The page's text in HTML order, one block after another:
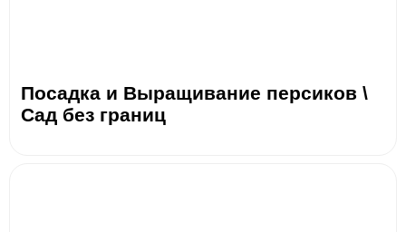
Посадка и Выращивание персиков \
Сад без границ